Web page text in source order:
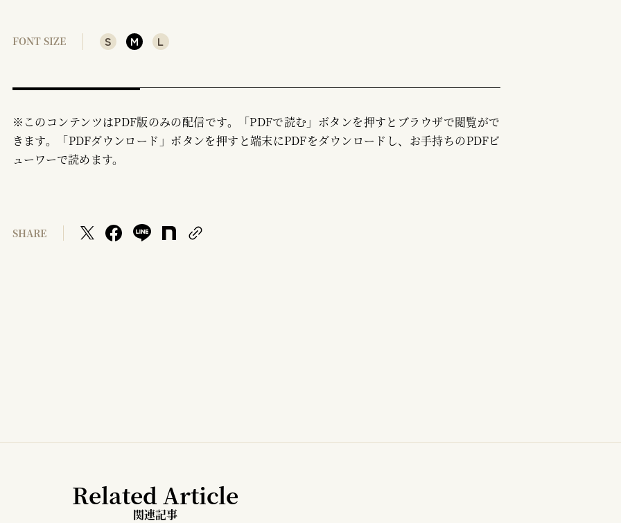
FONT SIZE S M L
※このコンテンツはPDF版のみの配信です。「PDFで読む」ボタンを押すとブラウザで閲覧がで
きます。「PDFダウンロード」ボタンを押すと端末にPDFをダウンロードし、お手持ちのPDFビ
ューワーで読めます。
SHARE
Related Article
関連記事